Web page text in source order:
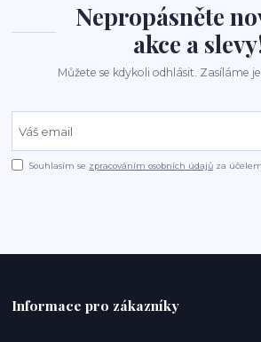
Nepropásněte
akce a
Můžete se kdykoli odhlásit. Zasíláme
Souhlasím se zpracováním osobních údajů za
Informace pro zákazníky